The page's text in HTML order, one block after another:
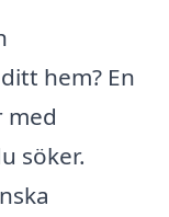
hem? En
med
söker.